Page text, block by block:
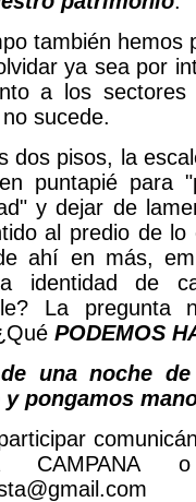
también hemos
ya sea por
a los sectores
sucede.
dos pisos, la
puntapié para
y dejar de
al predio de
ahí en más,
identidad de
La pregunta
PODEMOS
una noche
pongamos